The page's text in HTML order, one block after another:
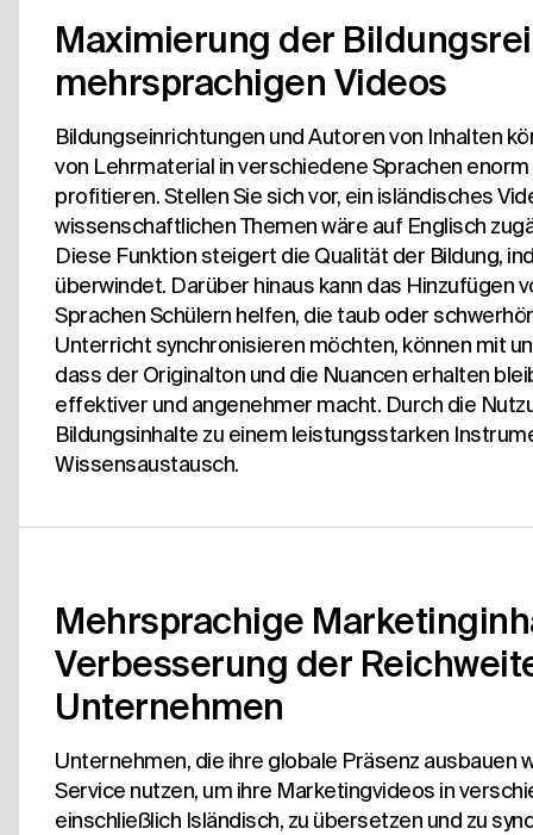
Maximierung der
mehrsprachigen Videos
Bildungseinrichtungen und Autoren von Inhalten
von Lehrmaterial in verschiedene Sprachen
profitieren. Stellen Sie sich vor, ein isländisches
wissenschaftlichen Themen wäre auf Englisch
Diese Funktion steigert die Qualität der Bildung,
überwindet. Darüber hinaus kann das Hinzufügen
Sprachen Schülern helfen, die taub oder
Unterricht synchronisieren möchten, können mit
dass der Originalton und die Nuancen erhalten
effektiver und angenehmer macht. Durch die
Bildungsinhalte zu einem leistungsstarken
Wissensaustausch.
Mehrsprachige
Verbesserung der
Unternehmen
Unternehmen, die ihre globale Präsenz ausbauen
Service nutzen, um ihre Marketingvideos in
einschließlich Isländisch, zu übersetzen und zu